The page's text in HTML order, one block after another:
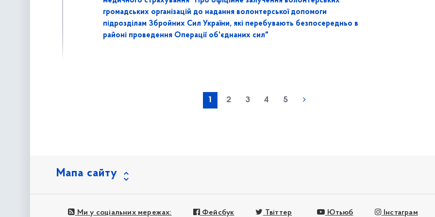
громадських організацій до надання волонтерської допомоги
підрозділам Збройних Сил України, які перебувають безпосередньо в
районі проведення Операції об'єднаних сил"
1 2 3 4 5
Мапа сайту
Ми у соціальних мережах: Фейсбук Твіттер Ютьюб Інстаграм